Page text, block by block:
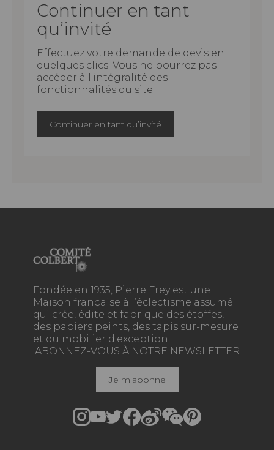
Continuer en tant
qu’invité
Effectuez votre demande de devis en
quelques clics. Vous ne pourrez pas
accéder à l'intégralité des
fonctionnalités du site.
Continuer en tant qu’invité
Fondée en 1935, Pierre Frey est une
Maison française à l’éclectisme assumé
qui crée, édite et fabrique des étoffes,
des papiers peints, des tapis sur-mesure
et du mobilier d'exception.
ABONNEZ-VOUS À NOTRE NEWSLETTER
Je m'abonne